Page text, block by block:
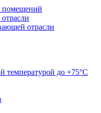
помещений
отрасли
температурой до +75°C